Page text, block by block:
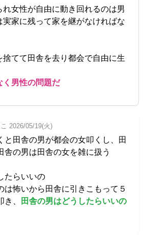
れ女性が自由に動き回れるのは男
実家に残って家を継がなければな
捨てて田舎を去り都会で自由に生
く男性の問題だ
2026/05/19(火)
と田舎の男が都会の女叩くし、田
舎の男は田舎の女を雑に扱う
たらいいの
は怖いから田舎に引きこもって５
、
田舎の男はどうしたらいいの